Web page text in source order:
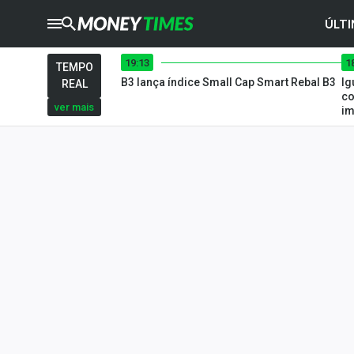
CRYPTOTIMES
TIMES
Ibovespa
TEMPO
REAL
ver mais
19:13
B3 lança índice Small Cap Smart Rebal B3